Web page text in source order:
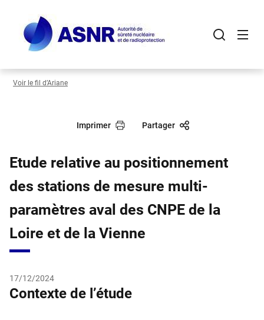
contenu
principal
Voir le fil d’Ariane
Imprimer Partager
Etude relative au positionnement
des stations de mesure multi-
paramètres aval des CNPE de la
Loire et de la Vienne
17/12/2024
Contexte de l’étude